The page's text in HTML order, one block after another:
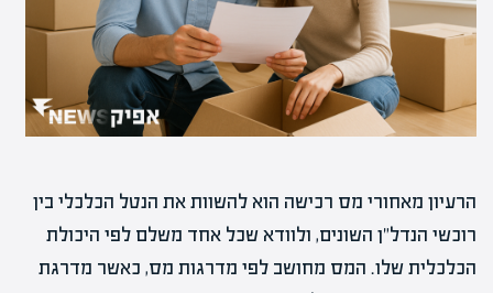
הרעיון מאחורי מס רכישה הוא להשוות את הנטל הכלכלי בין
רוכשי הנדל"ן השונים, ולוודא שכל אחד משלם לפי היכולת
הכלכלית שלו. המס מחושב לפי מדרגות מס, כאשר מדרגת